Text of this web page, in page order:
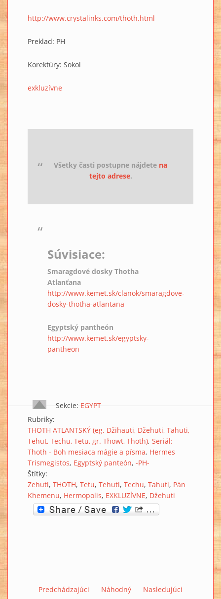
http://www.crystalinks.com/thoth.html
Preklad: PH
Korektúry: Sokol
exkluzívne
Všetky časti postupne nájdete na
tejto adrese.
Súvisiace:
Smaragdové dosky Thotha
Atlanťana
http://www.kemet.sk/clanok/smaragdove-
dosky-thotha-atlantana
Egyptský pantheón
http://www.kemet.sk/egyptsky-
pantheon
Sekcie: EGYPT
Rubriky:
THOTH ATLANTSKÝ (eg. Džihauti, Džehuti, Tahuti,
Tehut, Techu, Tetu, gr. Thowt, Thoth) Seriál:
Thoth - Boh mesiaca mágie a písma Hermes
Trismegistos Egyptský panteón -PH-
Štítky:
Zehuti THOTH Tetu Tehuti Techu Tahuti Pán
Khemenu Hermopolis EXKLUZÍVNE Džehuti
Predchádzajúci Náhodný Nasledujúci